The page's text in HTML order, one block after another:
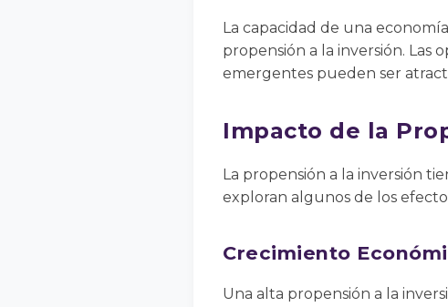
La capacidad de una
propensión a la inversión. Las
emergentes pueden ser
Impacto de la
La propensión a la inversión
exploran algunos de los
Crecimiento
Una alta propensión a la